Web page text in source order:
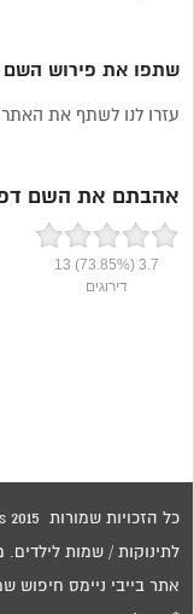
שתפו את פירוש השם
עזרו לנו לשתף את
אהבתם את השם
3.7
(73.85%)
13
דירוגים
לתינוקות / שמות לילדים.
אתר בייבי ניימס חיפוש